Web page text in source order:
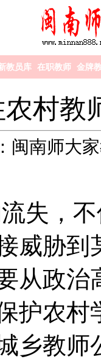
教员库 在职教师 金牌
农村教
闽南师大
失，不
威胁
从政
护农村
乡教